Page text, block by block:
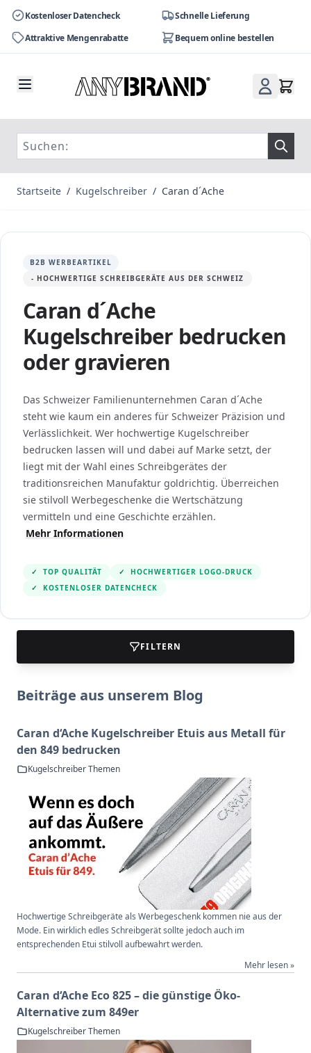
Kostenloser Datencheck
Schnelle Lieferung
Attraktive Mengenrabatte
Bequem online bestellen
Startseite / Kugelschreiber / Caran d´Ache
B2B WERBEARTIKEL
- HOCHWERTIGE SCHREIBGERÄTE AUS DER SCHWEIZ
Caran d´Ache
Kugelschreiber bedrucken
oder gravieren
Das Schweizer Familienunternehmen Caran d´Ache
steht wie kaum ein anderes für Schweizer Präzision und
Verlässlichkeit. Wer hochwertige Kugelschreiber
bedrucken lassen will und dabei auf Marke setzt, der
liegt mit der Wahl eines Schreibgerätes der
traditionsreichen Manufaktur goldrichtig. Überreichen
sie stilvoll Werbegeschenke die Wertschätzung
vermitteln und eine Geschichte erzählen.
Mehr Informationen
✓ TOP QUALITÄT ✓
HOCHWERTIGER LOGO-DRUCK
✓
KOSTENLOSER DATENCHECK
FILTERN
Beiträge aus unserem Blog
Caran d‘Ache Kugelschreiber Etuis aus Metall für
den 849 bedrucken
Kugelschreiber Themen
Hochwertige Schreibgeräte als Werbegeschenk kommen nie aus der
Mode. Ein wirklich edles Schreibgerät sollte jedoch auch im
entsprechenden Etui stilvoll aufbewahrt werden.
Mehr lesen »
Caran d‘Ache Eco 825 – die günstige Öko-
Alternative zum 849er
Kugelschreiber Themen